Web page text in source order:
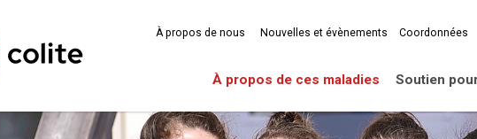
À propos de ces maladies Soutien
À propos de nous Nouvelles et évènements Coordonnées